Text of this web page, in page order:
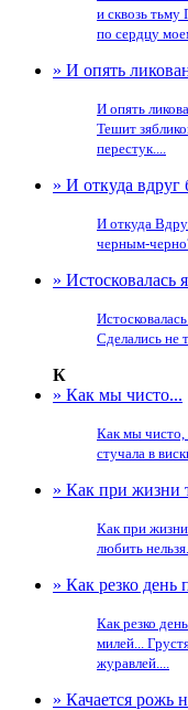
и сквозь тьму
по сердцу
» И опять
И опять
Тешит
перестук....
» И откуда вдруг
И откуда
черным-
» Истосковалась
Сделались не
К
» Как мы чисто...
Как мы чисто,
стучала в
» Как при жизни
Как при
любить
» Как резко
Как резко
милей...
журавлей....
» Качается рожь